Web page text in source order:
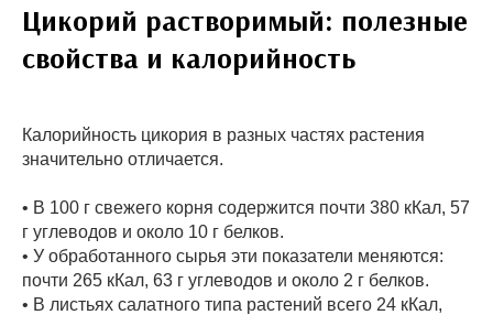
Цикорий растворимый: полезные
свойства и калорийность
Калорийность цикория в разных частях растения
значительно отличается.
• В 100 г свежего корня содержится почти 380 кКал, 57
г углеводов и около 10 г белков.
• У обработанного сырья эти показатели меняются:
почти 265 кКал, 63 г углеводов и около 2 г белков.
• В листьях салатного типа растений всего 24 кКал,